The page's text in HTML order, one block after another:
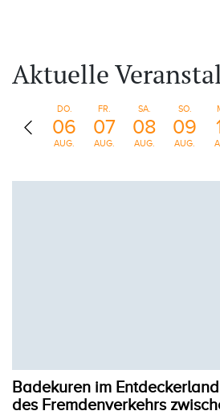
Aktuelle
DO.
06
AUG.
FR.
07
AUG.
SA.
08
AUG.
SO.
09
AUG.
Badekuren im
des Fremdenverkehrs